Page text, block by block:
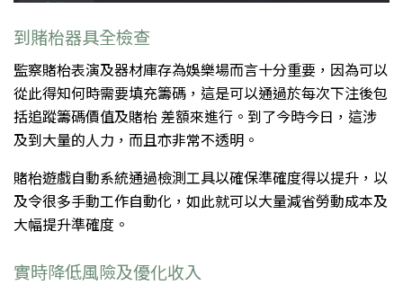
到賭枱器具全檢查
監察賭枱表演及器材庫存為娛樂場而言十分重要，因為可以
從此得知何時需要填充籌碼，這是可以通過於每次下注後包
括追蹤籌碼價值及賭枱 差額來進行。到了今時今日，這涉
及到大量的人力，而且亦非常不透明。
賭枱遊戲自動系統通過檢測工具以確保準確度得以提升，以
及令很多手動工作自動化，如此就可以大量減省勞動成本及
大幅提升準確度。
實時降低風險及優化收入